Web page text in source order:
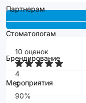
Партнерам
Стоматологам
Брендирование
Мероприятия
10 оценок
4
5
90%